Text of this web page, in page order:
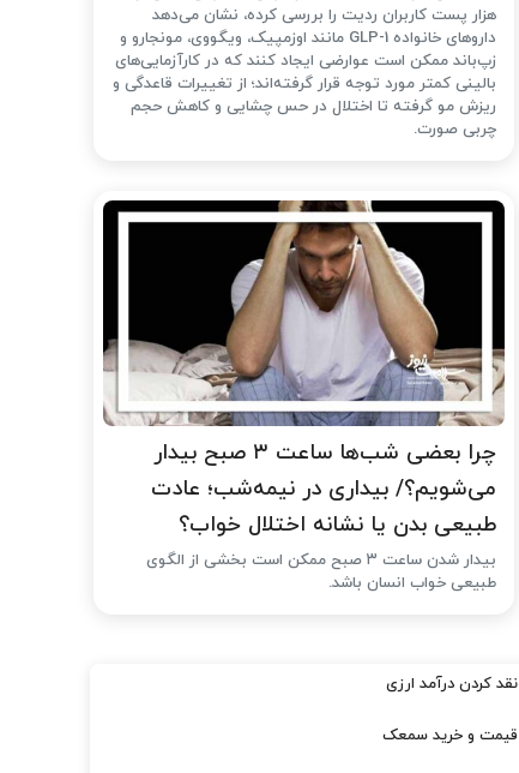
هزار پست کاربران ردیت را بررسی کرده، نشان می‌دهد
داروهای خانواده GLP-1 مانند اوزمپیک، ویگووی، مونجارو و
زپ‌باند ممکن است عوارضی ایجاد کنند که در کارآزمایی‌های
بالینی کمتر مورد توجه قرار گرفته‌اند؛ از تغییرات قاعدگی و
ریزش مو گرفته تا اختلال در حس چشایی و کاهش حجم
چربی صورت.
چرا بعضی شب‌ها ساعت ۳ صبح بیدار
می‌شویم؟/ بیداری در نیمه‌شب؛ عادت
طبیعی بدن یا نشانه اختلال خواب؟
بیدار شدن ساعت ۳ صبح ممکن است بخشی از الگوی
طبیعی خواب انسان باشد.
نقد کردن درآمد ارزی
قیمت و خرید سمعک